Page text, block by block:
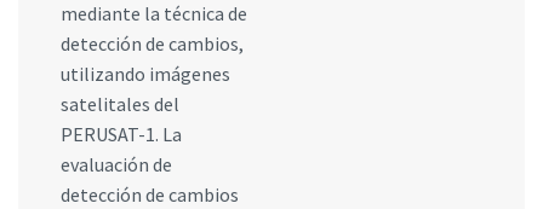
mediante la técnica de
detección de cambios,
utilizando imágenes
satelitales del
PERUSAT-1. La
evaluación de
detección de cambios